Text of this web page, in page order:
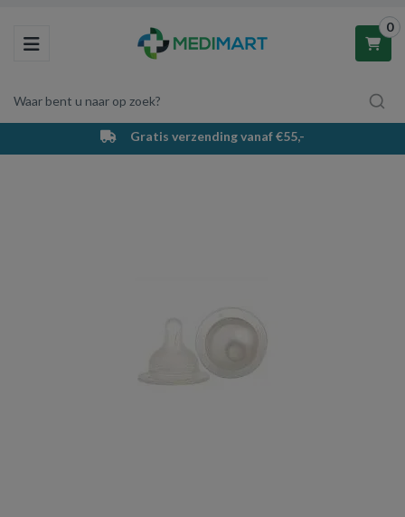
Toggle navigation
Waar bent u naar op zoek?
0
Winkelwagen
Gratis verzending vanaf €55,-